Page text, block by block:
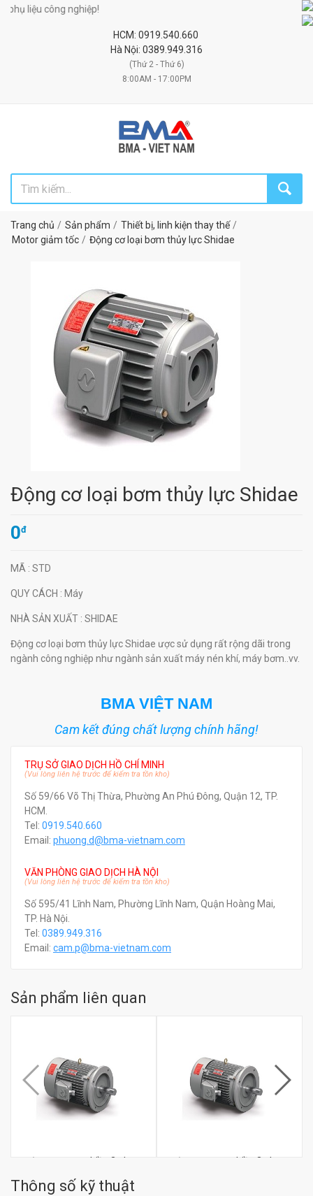
liệu công nghiệp!
HCM: 0919.540.660
Hà Nội: 0389.949.316
(Thứ 2 - Thứ 6)
8:00AM - 17:00PM
Trang chủ Sản phẩm
Thiết bị, linh kiện thay thế
Motor giảm tốc
Động cơ loại bơm thủy lực Shidae
Động cơ loại bơm thủy lực Shidae
0đ
MÃ : STD
QUY CÁCH : Máy
NHÀ SẢN XUẤT : SHIDAE
Động cơ loại bơm thủy lực Shidae ược sử dụng rất rộng dãi trong
ngành công nghiệp như ngành sản xuất máy nén khí, máy bơm..vv.
BMA VIỆT NAM
Cam kết đúng chất lượng chính hãng!
TRỤ SỞ GIAO DỊCH HỒ CHÍ MINH
(Vui lòng liên hệ trước để kiểm tra tồn kho)
Số 59/66 Võ Thị Thừa, Phường An Phú Đông, Quận 12, TP.
HCM.
Tel: 0919.540.660
Email: phuong.d@bma-vietnam.com
VĂN PHÒNG GIAO DỊCH HÀ NỘI
(Vui lòng liên hệ trước để kiểm tra tồn kho)
Số 595/41 Lĩnh Nam, Phường Lĩnh Nam, Quận Hoàng Mai,
TP. Hà Nội.
Tel: 0389.949.316
Email: cam.p@bma-vietnam.com
Sản phẩm liên quan
Động cơ xoay chiều 3 pha
Động cơ xoay chiều 3 pha
Thông số kỹ thuật